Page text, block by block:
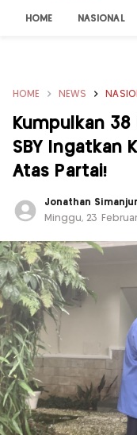
HOME NASIONAL
HOME NEWS
Kumpulkan
SBY Ingatkan
Atas Partai!
Jonathan
Minggu, 23